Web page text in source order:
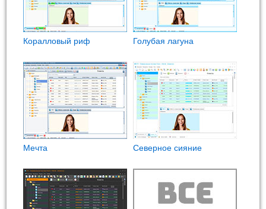
Коралловый риф Голубая лагуна
Мечта Северное сияние